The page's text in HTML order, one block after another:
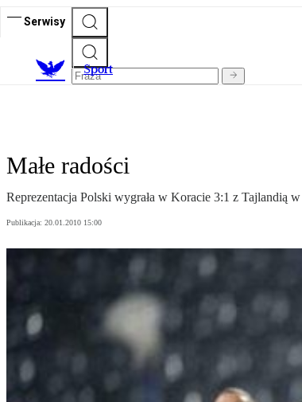
Serwisy
Sport
Małe radości
Reprezentacja Polski wygrała w Koracie 3:1 z Tajlandią
Publikacja: 20.01.2010 15:00